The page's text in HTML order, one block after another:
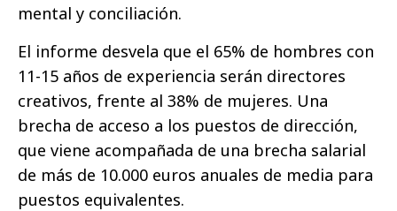
mental y conciliación.
El informe desvela que el 65% de hombres con
11-15 años de experiencia serán directores
creativos, frente al 38% de mujeres. Una
brecha de acceso a los puestos de dirección,
que viene acompañada de una brecha salarial
de más de 10.000 euros anuales de media para
puestos equivalentes.